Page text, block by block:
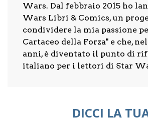
Wars. Dal febbraio 2015 ho
Wars Libri & Comics, un
condividere la mia passione
Cartaceo della Forza" e che,
anni, è diventato il punto di
italiano per i lettori di Star
DICCI LA